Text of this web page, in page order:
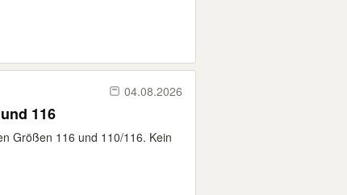
04.08.2026
116
Größen 116 und 110/116. Kein